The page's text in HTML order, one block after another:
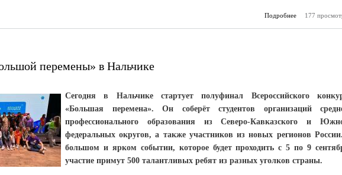
Подробнее
о Импорт
177
перемены» в Нальчике
Сегодня в Нальчике стартует полуфинал Всероссийского
«Большая перемена». Он соберёт студентов организаций
профессионального образования из Северо-Кавказского и
федеральных округов, а также участников из новых регионов
большом и ярком событии, которое будет проходить с 5 по 9
участие примут 500 талантливых ребят из разных уголков страны.